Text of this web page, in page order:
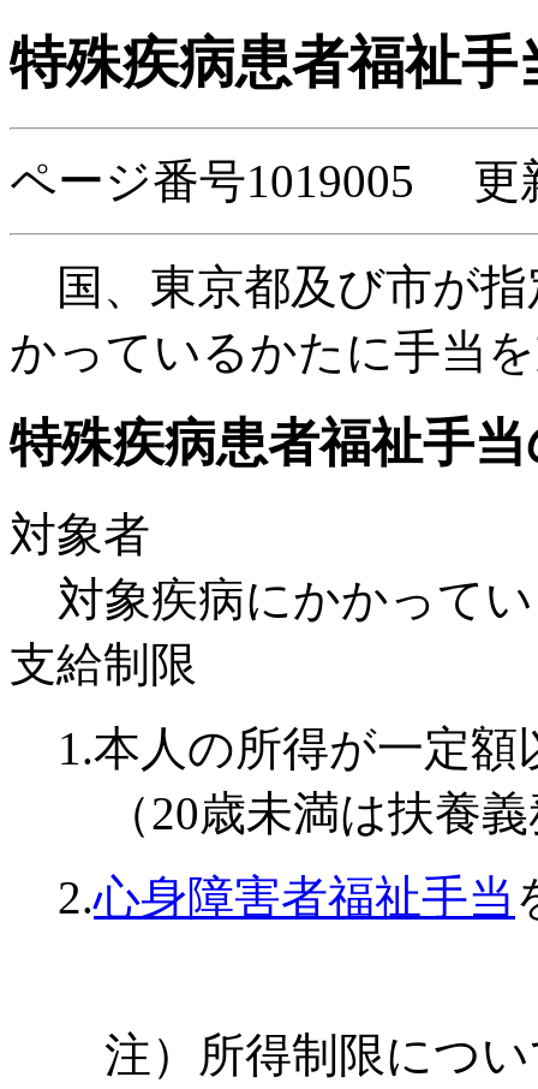
特殊疾病患者福祉
ページ番号1019005 更
国、東京都及び市が指
かっているかたに手当
特殊疾病患者福祉手
対象者
対象疾病にかかって
支給制限
1.本人の所得が一定
（20歳未満は扶養
2.心身障害者福祉手当
注）所得制限につ